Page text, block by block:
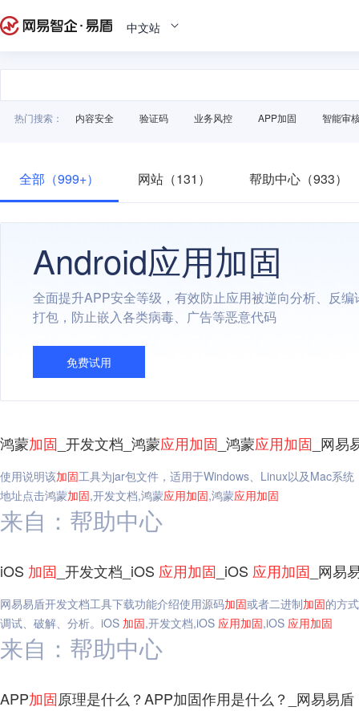
中文站
热门搜索： 内容安全 验证码 业务风控 APP加固 智能审
全部（999+） 网站（131） 帮助中心（933）
Android应用加固
全面提升APP安全等级，有效防止应用被逆向分析、反编
打包，防止嵌入各类病毒、广告等恶意代码
免费试用
鸿蒙加固 _开发文档_鸿蒙应用加固 _鸿蒙应用加固 _网易
使用说明该加固工具为jar包文件，适用于Windows、Linux以及Mac系
地址点击鸿蒙加固,开发文档,鸿蒙应用加固,鸿蒙应用加固
来自：帮助中心
iOS 加固 _开发文档_iOS 应用加固 _iOS 应用加固 _网易
网易易盾开发文档工具下载功能介绍使用源码加固或者二进制加固的方
调试、破解、分析。iOS 加固,开发文档,iOS 应用加固,iOS 应用加固
来自：帮助中心
APP加固原理是什么？APP加固作用是什么？_网易易盾